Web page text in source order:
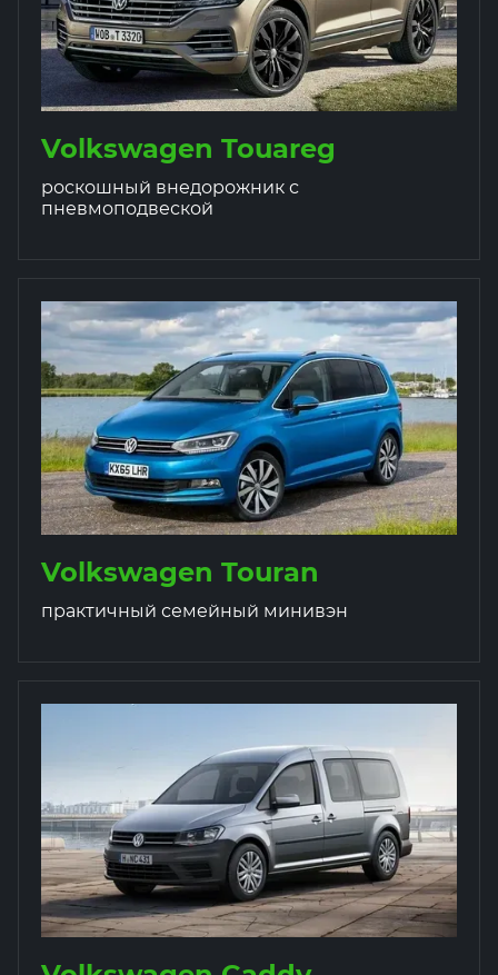
Volkswagen Touareg
роскошный внедорожник с
пневмоподвеской
Volkswagen Touran
практичный семейный минивэн